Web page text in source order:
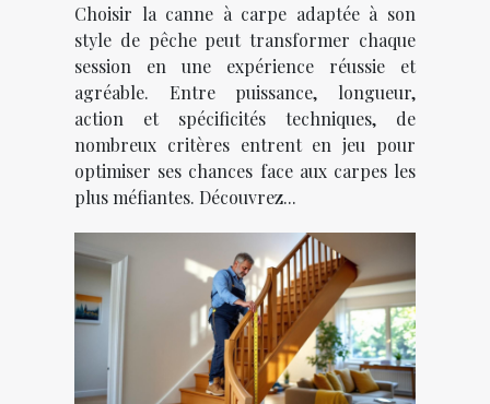
Choisir la canne à carpe adaptée à son
style de pêche peut transformer chaque
session en une expérience réussie et
agréable. Entre puissance, longueur,
action et spécificités techniques, de
nombreux critères entrent en jeu pour
optimiser ses chances face aux carpes les
plus méfiantes. Découvrez...